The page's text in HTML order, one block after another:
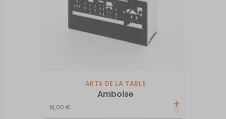
ARTS DE LA TABLE
Amboise
18,00€